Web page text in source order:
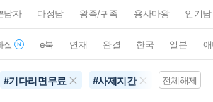
남자 다정남 왕족/귀족 용사마왕 인기남
질 e북 연재 완결 한국 일본
#기다리면무료 #사제지간 #10권이상
전체해제